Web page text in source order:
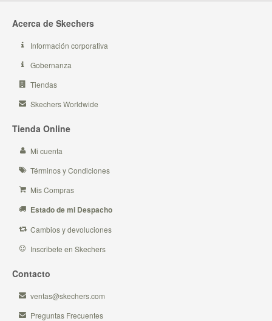
Acerca de Skechers
Información corporativa
Gobernanza
Tiendas
Skechers Worldwide
Tienda Online
Mi cuenta
Términos y Condiciones
Mis Compras
Estado de mi Despacho
Cambios y devoluciones
Inscribete en Skechers
Contacto
ventas@skechers.com
Preguntas Frecuentes